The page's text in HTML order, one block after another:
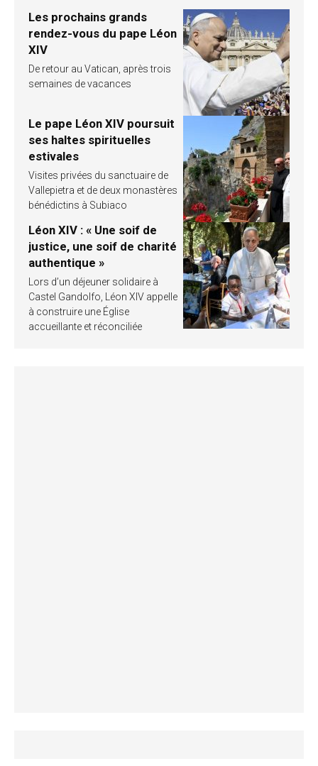
Les prochains grands
rendez-vous du pape Léon
XIV
De retour au Vatican, après trois
semaines de vacances
Le pape Léon XIV poursuit
ses haltes spirituelles
estivales
Visites privées du sanctuaire de
Vallepietra et de deux monastères
bénédictins à Subiaco
Léon XIV : « Une soif de
justice, une soif de charité
authentique »
Lors d’un déjeuner solidaire à
Castel Gandolfo, Léon XIV appelle
à construire une Église
accueillante et réconciliée